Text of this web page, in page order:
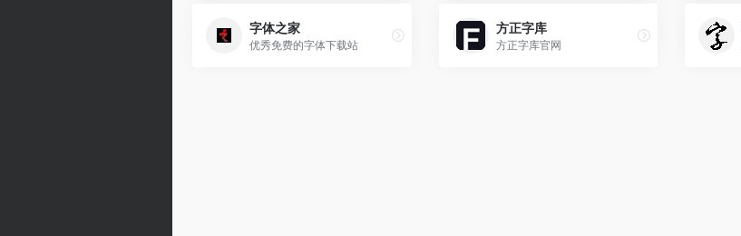
字体之家
优秀免费的字体下载站
方正字库
方正字库官网